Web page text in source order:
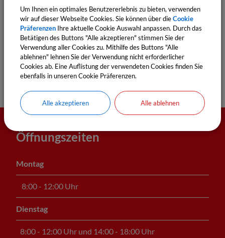
Standesamt
Einwohnermeldeamt
Bürgerbüro
Öffnungszeiten
Montag
8:00 - 12:00 Uhr
Dienstag
8:00 - 12:00 Uhr und 14:00 - 18:00 Uhr
Um Ihnen ein optimales Benutzererlebnis zu bieten, verwenden
wir auf dieser Webseite Cookies. Sie können über dieCookie
Präferenzen Ihre aktuelle Cookie Auswahl anpassen. Durch das
Betätigen des Buttons "Alle akzeptieren" stimmen Sie der
Verwendung aller Cookies zu. Mithilfe des Buttons "Alle
ablehnen" lehnen Sie der Verwendung nicht erforderlicher
Cookies ab. Eine Auflistung der verwendeten Cookies finden Sie
ebenfalls in unseren Cookie Präferenzen.
Alle akzeptieren Alle ablehnen